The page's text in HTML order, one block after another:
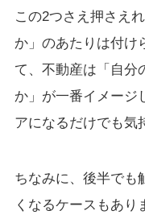
この2つさえ押さえ
か」のあたりは付け
て、不動産は「自分
か」が一番イメージ
アになるだけでも気
ちなみに、後半でも
くなるケースもあり